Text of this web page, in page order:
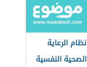
والتوليد
نظام الرعاية
الصحية النفسية